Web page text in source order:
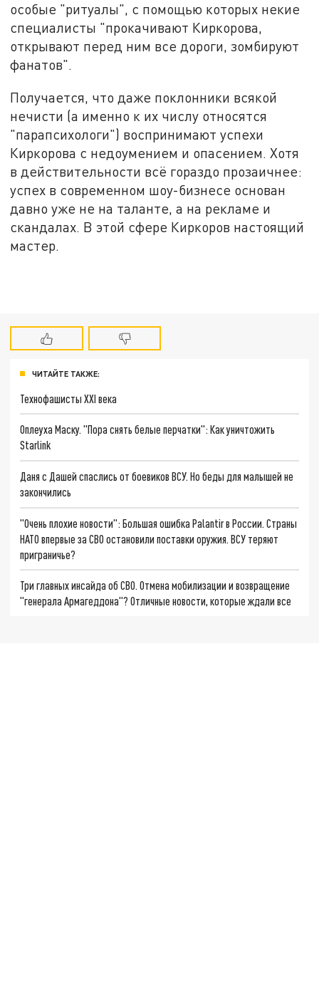
особые "ритуалы", с помощью которых некие
специалисты "прокачивают Киркорова,
открывают перед ним все дороги, зомбируют
фанатов".
Получается, что даже поклонники всякой
нечисти (а именно к их числу относятся
"парапсихологи") воспринимают успехи
Киркорова с недоумением и опасением. Хотя
в действительности всё гораздо прозаичнее:
успех в современном шоу-бизнесе основан
давно уже не на таланте, а на рекламе и
скандалах. В этой сфере Киркоров настоящий
мастер.
ЧИТАЙТЕ ТАКЖЕ:
Технофашисты XXI века
Оплеуха Маску. "Пора снять белые перчатки": Как уничтожить
Starlink
Даня с Дашей спаслись от боевиков ВСУ. Но беды для малышей не
закончились
"Очень плохие новости": Большая ошибка Palantir в России. Страны
НАТО впервые за СВО остановили поставки оружия. ВСУ теряют
приграничье?
Три главных инсайда об СВО. Отмена мобилизации и возвращение
"генерала Армагеддона"? Отличные новости, которые ждали все